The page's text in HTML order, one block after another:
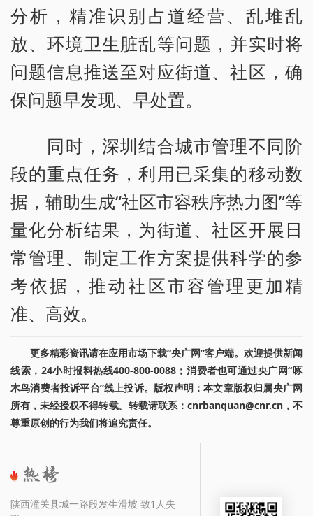
分析，精准识别占道经营、乱堆乱
放、环境卫生脏乱等问题，并实时将
问题信息推送至对应街道、社区，确
保问题早发现、早处置。
同时，深圳结合城市管理不同阶
段的重点任务，利用已采集的移动数
据，辅助生成“社区市容秩序热力图”等
量化分析结果，为街道、社区开展日
常管理、制定工作方案提供科学的参
考依据，推动社区市容管理更加精
准、高效。
更多精彩资讯请在应用市场下载“央广网”客户端。欢迎提供新闻
线索，24小时报料热线400-800-0088；消费者也可通过央广网“啄
木鸟消费者投诉平台”线上投诉。版权声明：本文章版权归属央广网
所有，未经授权不得转载。转载请联系：cnrbanquan@cnr.cn，不
尊重原创的行为我们将追究责任。
陕西潼关县城一路段发生滑坡 致1人失